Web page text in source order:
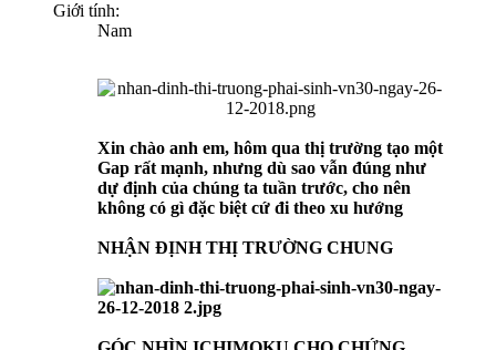
Giới tính:
Nam
Xin chào anh em, hôm qua thị trường tạo một
Gap rất mạnh, nhưng dù sao vẫn đúng như
dự định của chúng ta tuần trước, cho nên
không có gì đặc biệt cứ đi theo xu hướng
NHẬN ĐỊNH THỊ TRƯỜNG CHUNG